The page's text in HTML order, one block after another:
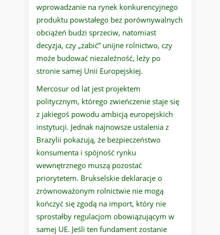
wprowadzanie na rynek konkurencyjnego
produktu powstałego bez porównywalnych
obciążeń budzi sprzeciw, natomiast
decyzja, czy „zabić” unijne rolnictwo, czy
może budować niezależność, leży po
stronie samej Unii Europejskiej.
Mercosur od lat jest projektem
politycznym, którego zwieńczenie staje się
z jakiegoś powodu ambicją europejskich
instytucji. Jednak najnowsze ustalenia z
Brazylii pokazują, że bezpieczeństwo
konsumenta i spójność rynku
wewnętrznego muszą pozostać
priorytetem. Brukselskie deklaracje o
zrównoważonym rolnictwie nie mogą
kończyć się zgodą na import, który nie
sprostałby regulacjom obowiązującym w
samej UE. Jeśli ten fundament zostanie